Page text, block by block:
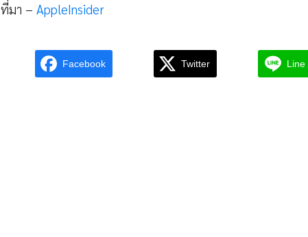
ที่มา –AppleInsider
Facebook Twitter Line